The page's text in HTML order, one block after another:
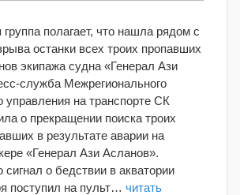
полагает, что нашла рядом с
останки всех троих пропавших
экипажа судна «Генерал Ази
служба Межрегионального
управления на транспорте СК
о прекращении поиска троих
в результате аварии на
«Генерал Ази Асланов».
о бедствии в акватории
поступил на пульт… читать